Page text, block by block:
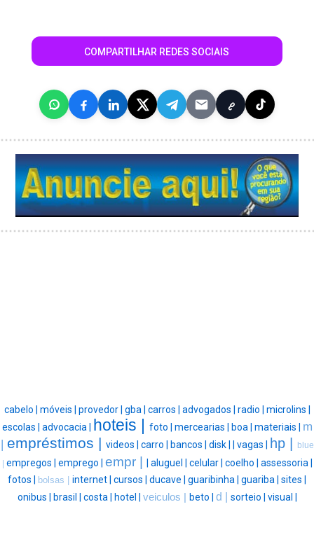
COMPARTILHAR REDES SOCIAIS
cabelo | móveis | provedor | gba | carros | advogados | radio | microlins |
escolas | advocacia | hoteis | foto | mercearias | boa | materiais | m
| empréstimos | videos | carro | bancos | disk | | vagas | hp | blue
| empregos | emprego | empr | | aluguel | celular | coelho | assessoria |
fotos | bolsas | internet | cursos | ducave | guaribinha | guariba | sites |
onibus | brasil | costa | hotel | veiculos | beto | d | sorteio | visual |